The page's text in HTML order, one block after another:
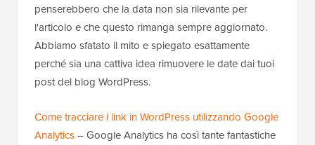
penserebbero che la data non sia rilevante per
l'articolo e che questo rimanga sempre aggiornato.
Abbiamo sfatato il mito e spiegato esattamente
perché sia una cattiva idea rimuovere le date dai tuoi
post del blog WordPress.
Come tracciare i link in WordPress utilizzando Google
Analytics– Google Analytics ha così tante fantastiche